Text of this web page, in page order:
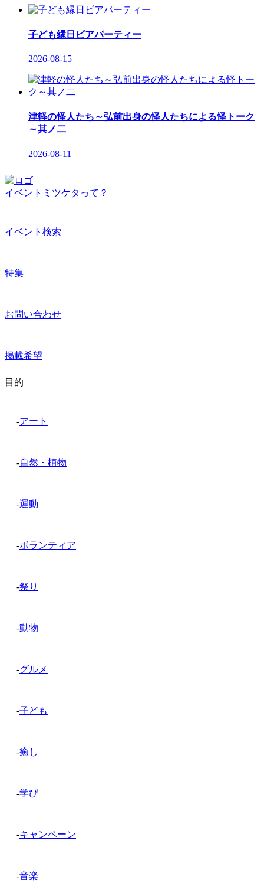
子ども縁日ビアパーティー
2026-08-15
津軽の怪人たち～弘前出身の怪人たちによる怪トーク
～其ノ二
2026-08-11
イベントミツケタって？
イベント検索
特集
お問い合わせ
掲載希望
目的
-アート
-自然・植物
-運動
-ボランティア
-祭り
-動物
-グルメ
-子ども
-癒し
-学び
-キャンペーン
-音楽